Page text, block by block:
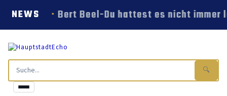
NEWS Bert Beel-Du hattest es nicht immer
🔍